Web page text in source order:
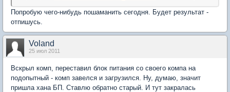
Попробую чего-нибудь пошаманить сегодня. Будет результат -
отпишусь.
Voland
25 июл 2011
Вскрыл комп, переставил блок питания со своего компа на
подопытный - комп завелся и загрузился. Ну, думаю, значит
пришла хана БП. Ставлю обратно старый. И тут закралась